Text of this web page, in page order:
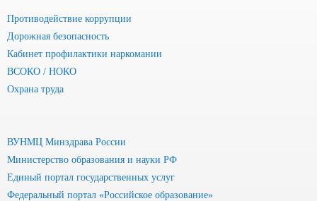
Противодействие коррупции
Дорожная безопасность
Кабинет профилактики наркомании
ВСОКО / НОКО
Охрана труда
ВУНМЦ Минздрава России
Министерство образования и науки РФ
Единый портал государственных услуг
Федеральный портал «Российское образование»